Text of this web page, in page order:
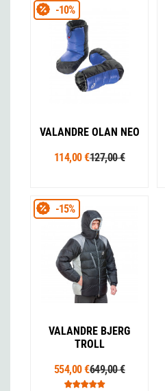
VALANDRE OLAN NEO
114,00 €127,00 €
-10%
VALANDRE BJERG
TROLL
554,00 €649,00 €
-15%